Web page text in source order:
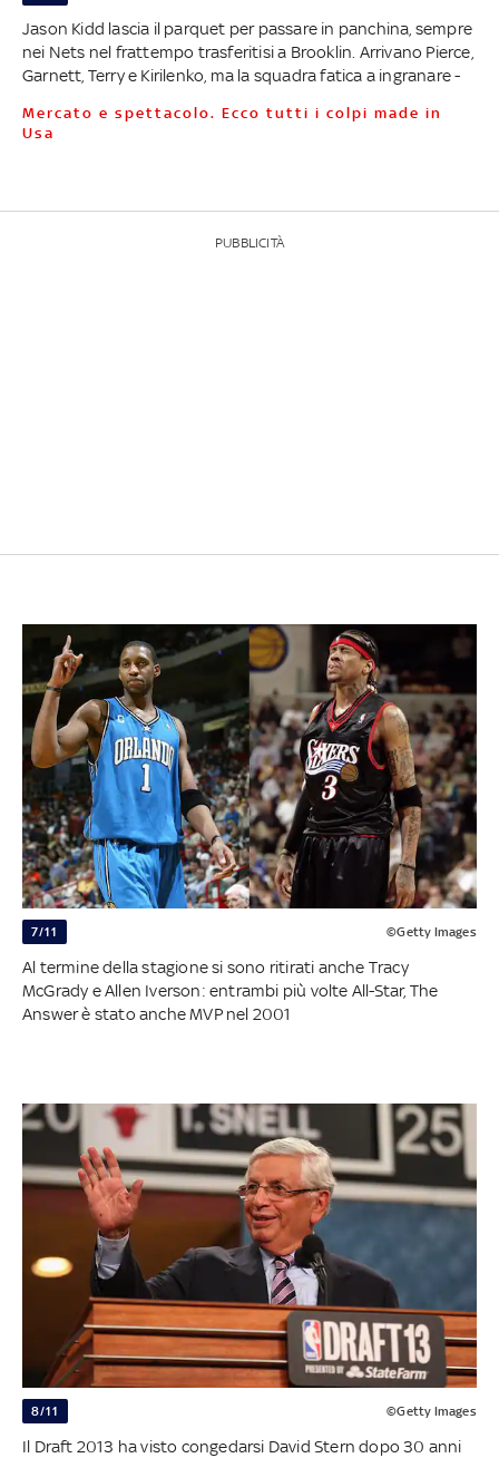
Jason Kidd lascia il parquet per passare in panchina, sempre
nei Nets nel frattempo trasferitisi a Brooklin. Arrivano Pierce,
Garnett, Terry e Kirilenko, ma la squadra fatica a ingranare -
Mercato e spettacolo. Ecco tutti i colpi made in
Usa
PUBBLICITÀ
7/11 ©Getty Images
Al termine della stagione si sono ritirati anche Tracy
McGrady e Allen Iverson: entrambi più volte All-Star, The
Answer è stato anche MVP nel 2001
8/11 ©Getty Images
Il Draft 2013 ha visto congedarsi David Stern dopo 30 anni